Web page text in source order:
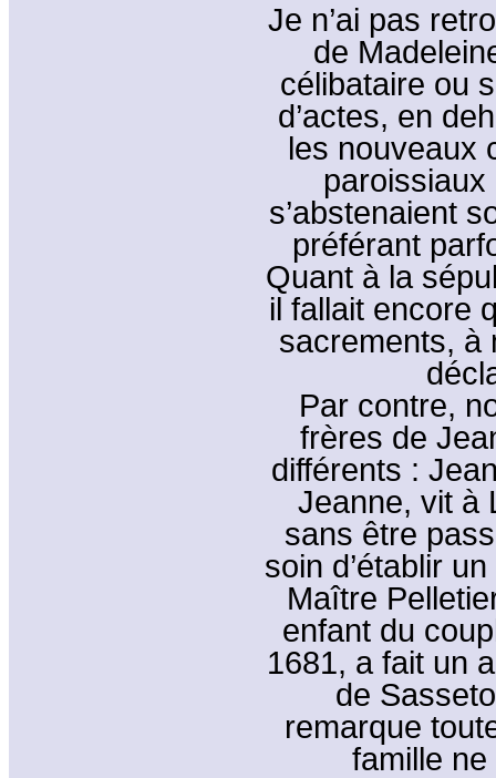
Je n’ai pas
de
célibataire ou
d’actes, en
les nouveaux
s’abstenaient
préférant
Quant à la
il fallait encore
sacrements, à
Par contre,
frères de
différents :
Jeanne, vit à
sans être
soin d’établir
Maître
enfant du
1681, a fait un
de
remarque
famille